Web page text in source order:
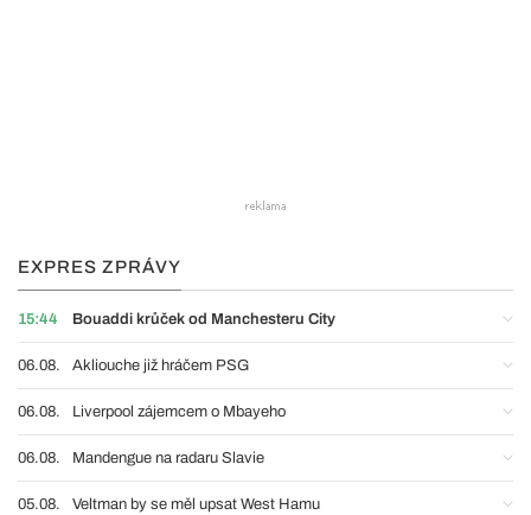
EXPRES ZPRÁVY
15:44 Bouaddi krůček od Manchesteru City
06.08. Akliouche již hráčem PSG
06.08. Liverpool zájemcem o Mbayeho
06.08. Mandengue na radaru Slavie
05.08. Veltman by se měl upsat West Hamu